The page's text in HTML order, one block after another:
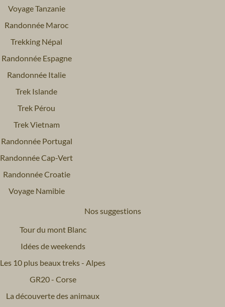
Voyage Tanzanie
Randonnée Maroc
Trekking Népal
Randonnée Espagne
Randonnée Italie
Trek Islande
Trek Pérou
Trek Vietnam
Randonnée Portugal
Randonnée Cap-Vert
Randonnée Croatie
Voyage Namibie
Nos suggestions
Tour du mont Blanc
Idées de weekends
Les 10 plus beaux treks - Alpes
GR20 - Corse
La découverte des animaux